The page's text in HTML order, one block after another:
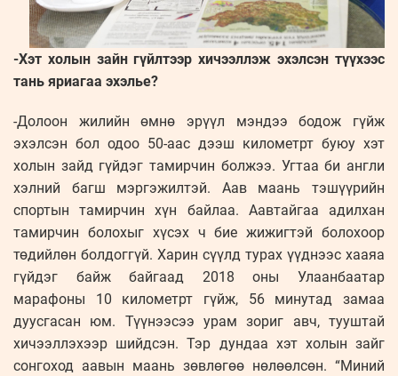
-Хэт холын зайн гүйлтээр хичээллэж эхэлсэн түүхээс
тань яриагаа эхэлье?
-Долоон жилийн өмнө эрүүл мэндээ бодож гүйж
эхэлсэн бол одоо 50-аас дээш километрт буюу хэт
холын зайд гүйдэг тамирчин болжээ. Угтаа би англи
хэлний багш мэргэжилтэй. Аав маань тэшүүрийн
спортын тамирчин хүн байлаа. Аавтайгаа адилхан
тамирчин болохыг хүсэх ч бие жижигтэй болохоор
төдийлөн болдоггүй. Харин сүүлд турах үүднээс хааяа
гүйдэг байж байгаад 2018 оны Улаанбаатар
марафоны 10 километрт гүйж, 56 минутад замаа
дуусгасан юм. Түүнээсээ урам зориг авч, тууштай
хичээллэхээр шийдсэн. Тэр дундаа хэт холын зайг
сонгоход аавын маань зөвлөгөө нөлөөлсөн. “Миний